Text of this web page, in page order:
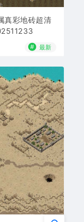
真彩地砖超清
# 最新